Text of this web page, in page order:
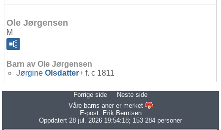
Ole Jørgensen
M
Barn av Ole Jørgensen
Jørgine Olsdatter+ f. c 1811
Forrige side
Neste side
Våre barns aner er merket
E-post: Erik Berntsen
Oppdatert 28 jul. 2026 19:54:18; 153 284 personer